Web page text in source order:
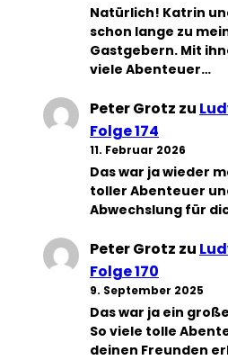
Natürlich! Katrin
schon lange zu
Gastgebern. Mit
viele Abenteuer…
Peter Grotz zu
Folge 174
11. Februar 2026
Das war ja wieder
toller Abenteuer
Abwechslung für
Peter Grotz zu
Folge 170
9. September 2025
Das war ja ein
So viele tolle
deinen Freunden